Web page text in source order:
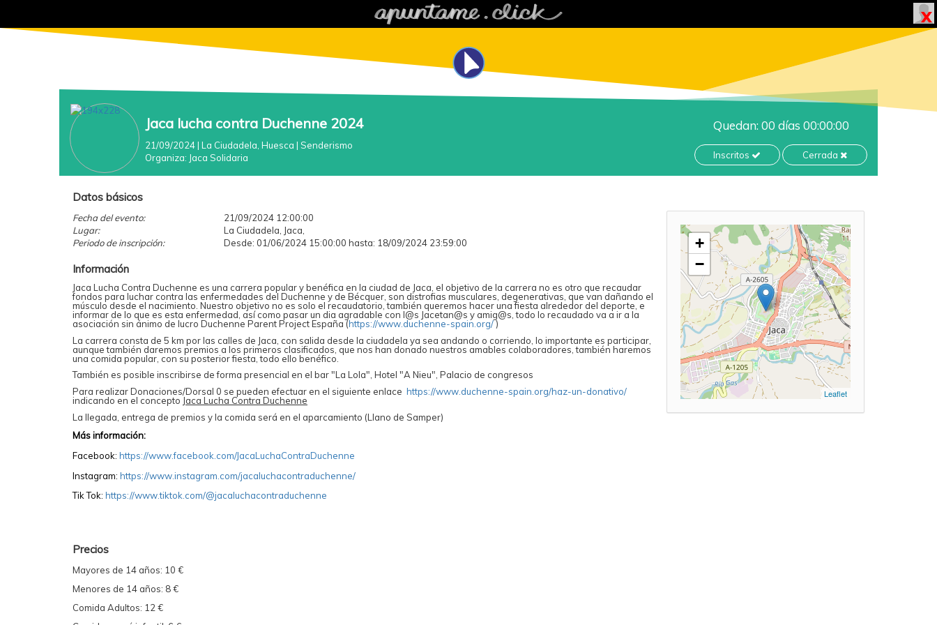
Jaca lucha contra Duchenne 2024
21/09/2024| La Ciudadela, Huesca | Senderismo
Organiza: Jaca Solidaria
Quedan: 00 días 00:00:00
Inscritos Cerrada
Datos básicos
Fecha del evento:
21/09/2024 12:00:00
Lugar:
La Ciudadela, Jaca,
Periodo de inscripción:
Desde: 01/06/2024 15:00:00 hasta: 18/09/2024 23:59:00
Información
Jaca Lucha Contra Duchenne es una carrera popular y benéfica en la ciudad de Jaca, el objetivo de la carrera no es otro que recaudar
fondos para luchar contra las enfermedades del Duchenne y de Bécquer, son distrofias musculares, degenerativas, que van dañando el
músculo desde el nacimiento. Nuestro objetivo no es solo el recaudatorio, también queremos hacer una fiesta alrededor del deporte, e
informar de lo que es esta enfermedad, así como pasar un dia agradable con l@s Jacetan@s y amig@s, todo lo recaudado va a ir a la
asociación sin ánimo de lucro Duchenne Parent Project España (https://www.duchenne-spain.org/)
La carrera consta de 5 km por las calles de Jaca, con salida desde la ciudadela ya sea andando o corriendo, lo importante es participar,
aunque también daremos premios a los primeros clasificados, que nos han donado nuestros amables colaboradores, también haremos
una comida popular, con su posterior fiesta, todo ello benéfico.
También es posible inscribirse de forma presencial en el bar "La Lola", Hotel "A Nieu", Palacio de congresos
Para realizar Donaciones/Dorsal 0 se pueden efectuar en el siguiente enlace https://www.duchenne-spain.org/haz-un-donativo/
indicando en el concepto Jaca Lucha Contra Duchenne
La llegada, entrega de premios y la comida será en el aparcamiento (Llano de Samper)
Más información:
Facebook: https://www.facebook.com/JacaLuchaContraDuchenne
Instagram: https://www.instagram.com/jacaluchacontraduchenne/
Tik Tok: https://www.tiktok.com/@jacaluchacontraduchenne
Precios
Mayores de 14 años: 10 €
Menores de 14 años: 8 €
Comida Adultos: 12 €
+
−
Leaflet